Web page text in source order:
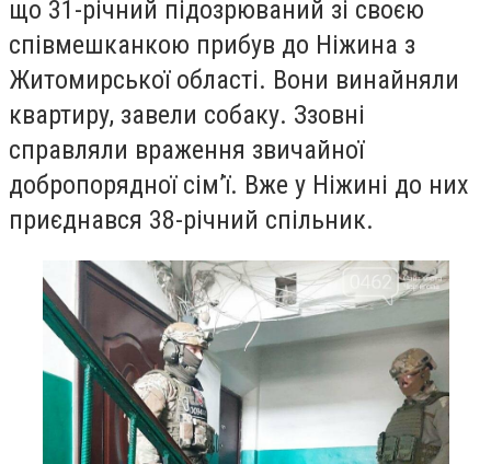
що 31-річний підозрюваний зі своєю
співмешканкою прибув до Ніжина з
Житомирської області. Вони винайняли
квартиру, завели собаку. Ззовні
справляли враження звичайної
добропорядної сім’ї. Вже у Ніжині до них
приєднався 38-річний спільник.